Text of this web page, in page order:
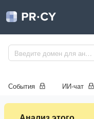
События ИИ-чат